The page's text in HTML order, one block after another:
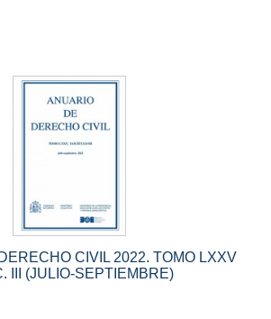
CIVIL 2022. TOMO LXXV
III (JULIO-SEPTIEMBRE)